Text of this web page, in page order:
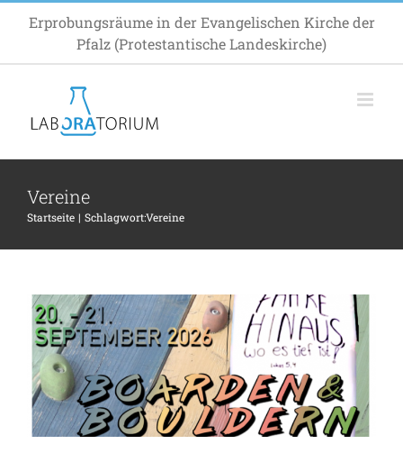
springen
Erprobungsräume in der Evangelischen Kirche der
Pfalz (Protestantische Landeskirche)
Vereine
Startseite Schlagwort:Vereine